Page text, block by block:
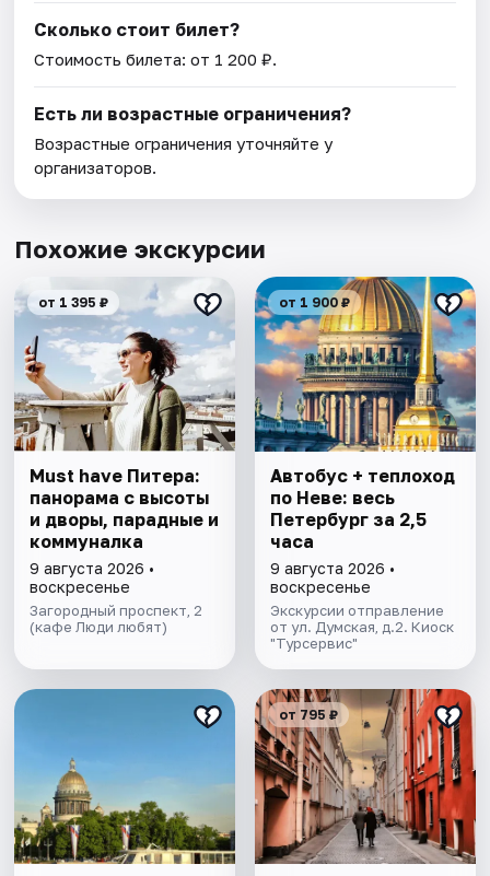
Сколько стоит билет?
Стоимость билета: от 1 200 ₽.
Есть ли возрастные ограничения?
Возрастные ограничения уточняйте у
организаторов.
Похожие экскурсии
от 1 395 ₽
Must have Питера:
панорама с высоты
и дворы, парадные и
коммуналка
9 августа 2026 •
воскресенье
Загородный проспект, 2
(кафе Люди любят)
от 1 900 ₽
Автобус + теплоход
по Неве: весь
Петербург за 2,5
часа
9 августа 2026 •
воскресенье
Экскурсии отправление
от ул. Думская, д.2. Киоск
"Турсервис"
от 795 ₽